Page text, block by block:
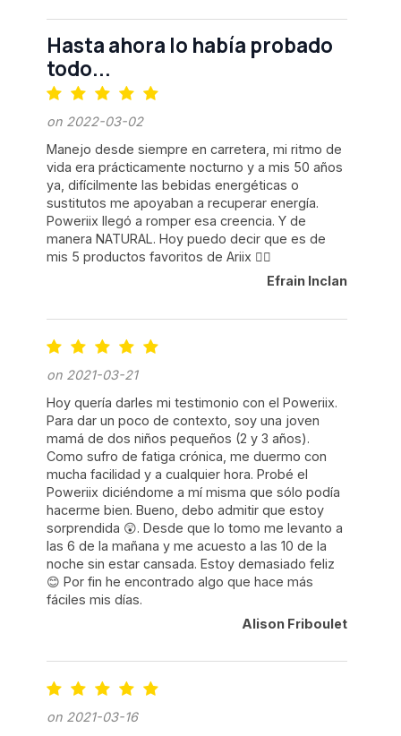
Hasta ahora lo había probado
todo...
on 2022-03-02
Manejo desde siempre en carretera, mi ritmo de
vida era prácticamente nocturno y a mis 50 años
ya, difícilmente las bebidas energéticas o
sustitutos me apoyaban a recuperar energía.
Poweriix llegó a romper esa creencia. Y de
manera NATURAL. Hoy puedo decir que es de
mis 5 productos favoritos de Ariix 👍🏻
Efrain Inclan
on 2021-03-21
Hoy quería darles mi testimonio con el Poweriix.
Para dar un poco de contexto, soy una joven
mamá de dos niños pequeños (2 y 3 años).
Como sufro de fatiga crónica, me duermo con
mucha facilidad y a cualquier hora. Probé el
Poweriix diciéndome a mí misma que sólo podía
hacerme bien. Bueno, debo admitir que estoy
sorprendida 😲. Desde que lo tomo me levanto a
las 6 de la mañana y me acuesto a las 10 de la
noche sin estar cansada. Estoy demasiado feliz
😊 Por fin he encontrado algo que hace más
fáciles mis días.
Alison Friboulet
on 2021-03-16